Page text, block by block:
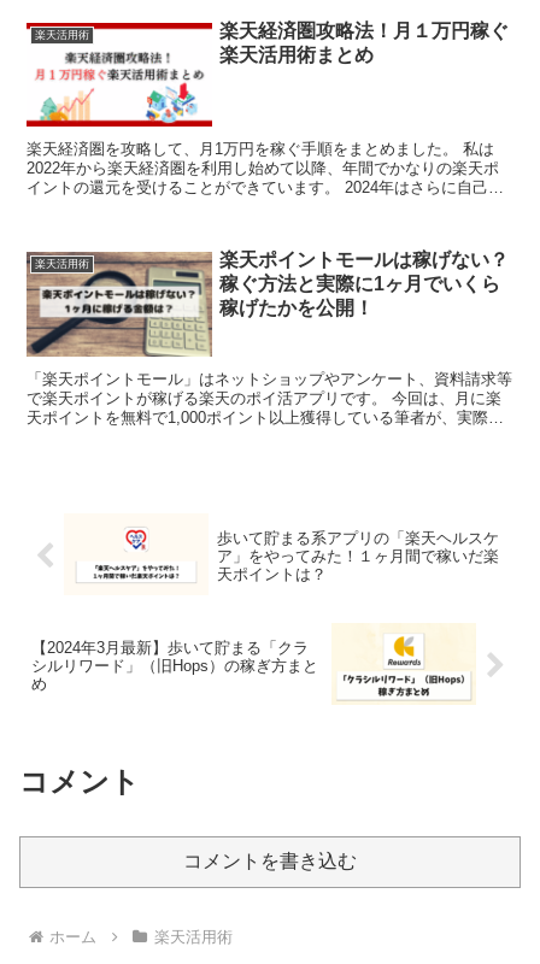
楽天活用術
楽天経済圏攻略法！月１万円稼ぐ
楽天活用術まとめ
楽天経済圏を攻略して、月1万円を稼ぐ手順をまとめました。 私は
2022年から楽天経済圏を利用し始めて以降、年間でかなりの楽天ポ
イントの還元を受けることができています。 2024年はさらに自己ベ
楽天活用術
楽天ポイントモールは稼げない？
稼ぐ方法と実際に1ヶ月でいくら
稼げたかを公開！
「楽天ポイントモール」はネットショップやアンケート、資料請求等
で楽天ポイントが稼げる楽天のポイ活アプリです。 今回は、月に楽
天ポイントを無料で1,000ポイント以上獲得している筆者が、実際に
歩いて貯まる系アプリの「楽天ヘルスケ
ア」をやってみた！１ヶ月間で稼いだ楽
天ポイントは？
【2024年3月最新】歩いて貯まる「クラ
シルリワード」（旧Hops）の稼ぎ方まと
め
コメント
コメントを書き込む
ホーム 楽天活用術